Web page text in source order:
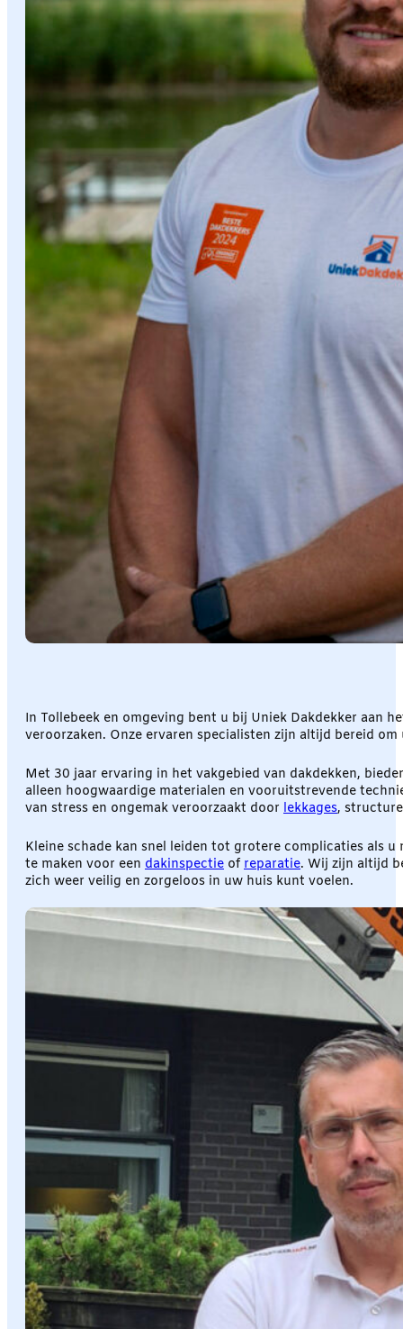
In Tollebeek en omgeving bent u bij Uniek Dakdekker aan
veroorzaken. Onze ervaren specialisten zijn altijd bereid
Met 30 jaar ervaring in het vakgebied van dakdekken,
alleen hoogwaardige materialen en vooruitstrevende
van stress en ongemak veroorzaakt door lekkages,
Kleine schade kan snel leiden tot grotere complicaties als
te maken voor een dakinspectie of reparatie. Wij zijn altijd
zich weer veilig en zorgeloos in uw huis kunt voelen.